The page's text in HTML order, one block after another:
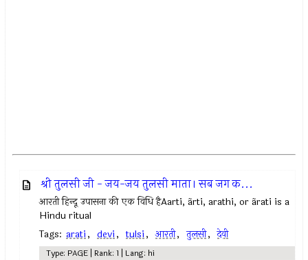
श्री तुलसी जी - जय-जय तुलसी माता। सब जग क...
आरती हिन्दू उपासना की एक विधि हैAarti, ãrti, arathi, or ãrati is a
Hindu ritual
Tags: arati, devi, tulsi, आरती, तुलसी, देवी
Type: PAGE | Rank: 1 | Lang: hi